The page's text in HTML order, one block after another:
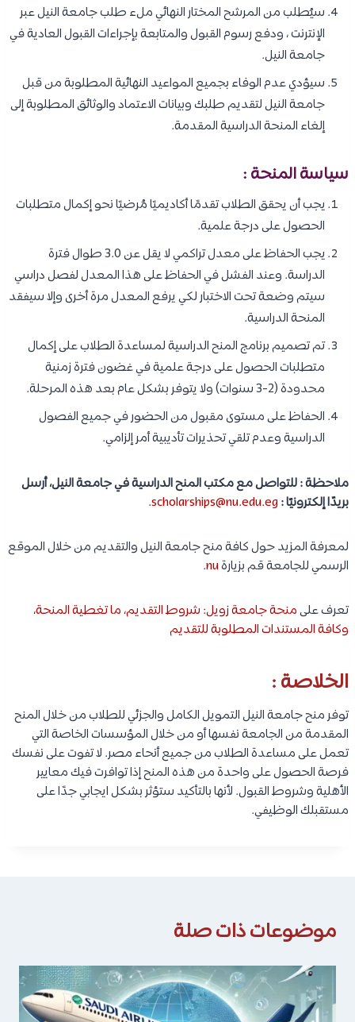
سيُطلب من المرشح المختار النهائي ملء طلب جامعة النيل عبر
الإنترنت ، ودفع رسوم القبول والمتابعة بإجراءات القبول العادية في
جامعة النيل.
سيؤدي عدم الوفاء بجميع المواعيد النهائية المطلوبة من قبل
جامعة النيل لتقديم طلبك وبيانات الاعتماد والوثائق المطلوبة إلى
إلغاء المنحة الدراسية المقدمة.
سياسة المنحة :
يجب أن يحقق الطلاب تقدمًا أكاديميًا مُرضيًا نحو إكمال متطلبات
الحصول على درجة علمية.
يجب الحفاظ على معدل تراكمي لا يقل عن 3.0 طوال فترة
الدراسة. وعند الفشل في الحفاظ على هذا المعدل لفصل دراسي
سيتم وضعة تحت الاختبار لكي يرفع المعدل مرة أخرى وإلا سيفقد
المنحة الدراسية.
تم تصميم برنامج المنح الدراسية لمساعدة الطلاب على إكمال
متطلبات الحصول على درجة علمية في غضون فترة زمنية
محدودة (2-3 سنوات) ولا يتوفر بشكل عام بعد هذه المرحلة.
الحفاظ على مستوى مقبول من الحضور في جميع الفصول
الدراسية وعدم تلقي تحذيرات تأديبية أمر إلزامي.
ملاحظة : للتواصل مع مكتب المنح الدراسية في جامعة النيل، أرسل
بريدًا إلكترونيًا :scholarships@nu.edu.eg
.
لمعرفة المزيد حول كافة منح جامعة النيل والتقديم من خلال الموقع
الرسمي للجامعة قم بزيارةnu
.
تعرف علىمنحة جامعة زويل: شروط التقديم، ما تغطية المنحة،
وكافة المستندات المطلوبة للتقديم
الخلاصة :
توفر منح جامعة النيل التمويل الكامل والجزئي للطلاب من خلال المنح
المقدمة من الجامعة نفسها أو من خلال المؤسسات الخاصة التي
تعمل على مساعدة الطلاب من جميع أنحاء مصر. لا تفوت على نفسك
فرصة الحصول على واحدة من هذه المنح إذا توافرت فيك معايير
الأهلية وشروط القبول. لأنها بالتأكيد ستؤثر بشكل ايجابي جدًا على
مستقبلك الوظيفي.
موضوعات ذات صلة